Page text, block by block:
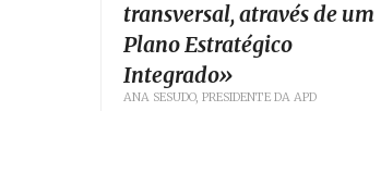
transversal, através de um
Plano Estratégico
Integrado»
ANA SESUDO, PRESIDENTE DA APD